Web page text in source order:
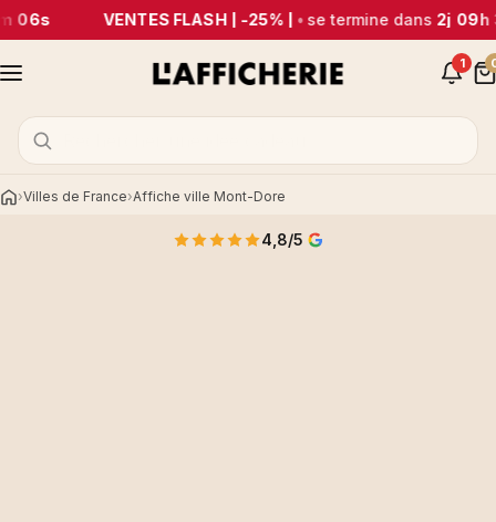
06s VENTES FLASH | -25% | •se termine dans2j 09h
1
AccueilVilles de France Affiche ville Mont-Dore
4,8/5